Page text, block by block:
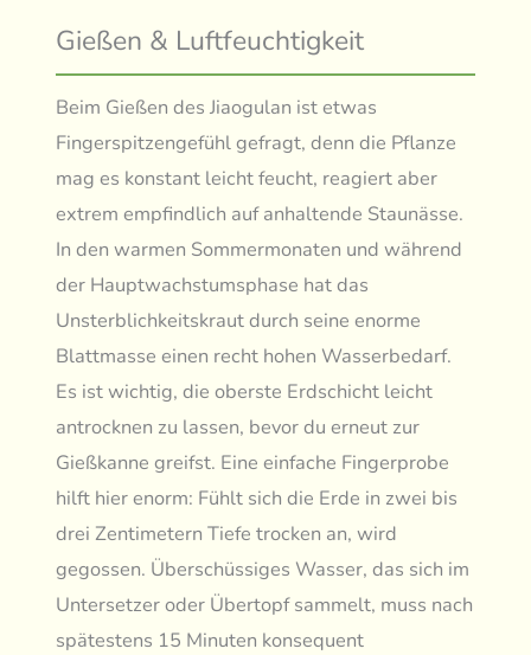
Gießen & Luftfeuchtigkeit
Beim Gießen des Jiaogulan ist etwas
Fingerspitzengefühl gefragt, denn die Pflanze
mag es konstant leicht feucht, reagiert aber
extrem empfindlich auf anhaltende Staunässe.
In den warmen Sommermonaten und während
der Hauptwachstumsphase hat das
Unsterblichkeitskraut durch seine enorme
Blattmasse einen recht hohen Wasserbedarf.
Es ist wichtig, die oberste Erdschicht leicht
antrocknen zu lassen, bevor du erneut zur
Gießkanne greifst. Eine einfache Fingerprobe
hilft hier enorm: Fühlt sich die Erde in zwei bis
drei Zentimetern Tiefe trocken an, wird
gegossen. Überschüssiges Wasser, das sich im
Untersetzer oder Übertopf sammelt, muss nach
spätestens 15 Minuten konsequent